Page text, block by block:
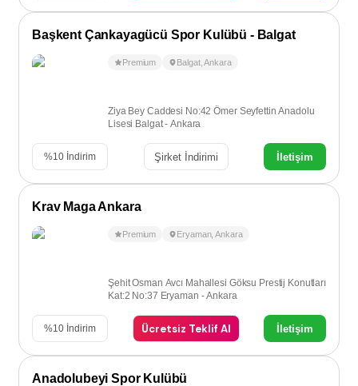
Başkent Çankayagücü Spor Kulübü - Balgat
Premium Balgat,Ankara
Ziya Bey Caddesi No:42 Ömer Seyfettin Anadolu
Lisesi Balgat - Ankara
%10 İndirim Şirket İndirimi İletişim
Krav Maga Ankara
Premium Eryaman,Ankara
Şehit Osman Avcı Mahallesi Göksu Prestij Konutları
Kat:2 No:37 Eryaman - Ankara
%10 İndirim Ücretsiz Teklif Al İletişim
Anadolubeyi Spor Kulübü